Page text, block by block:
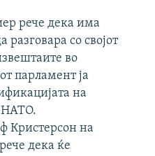
рече дека има
со својот
во
парламент ја
на
НАТО.
Кристерсон на
дека ќе